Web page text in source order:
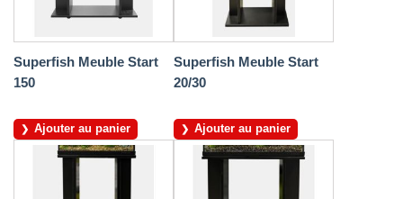
Superfish Meuble Start
150
Ajouter au panier
Superfish Meuble Start
20/30
Ajouter au panier